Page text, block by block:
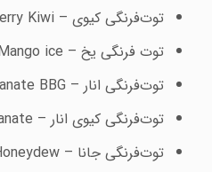
توت‌فرنگی کیوی – Kiwi
توت فرنگی یخ – ice
توت‌فرنگی انار – BBG
توت‌فرنگی کیوی انار –
توت‌فرنگی جانا –